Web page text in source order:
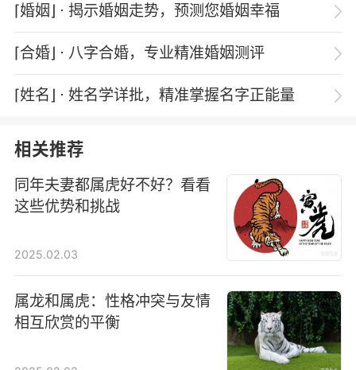
⌈婚姻⌋ ⋅ 揭示婚姻走势，预测您婚姻幸福
⌈合婚⌋ ⋅ 八字合婚，专业精准婚姻测评
⌈姓名⌋ ⋅ 姓名学详批，精准掌握名字正能量
相关推荐
同年夫妻都属虎好不好？看看
这些优势和挑战
2025.02.03
属龙和属虎：性格冲突与友情
相互欣赏的平衡